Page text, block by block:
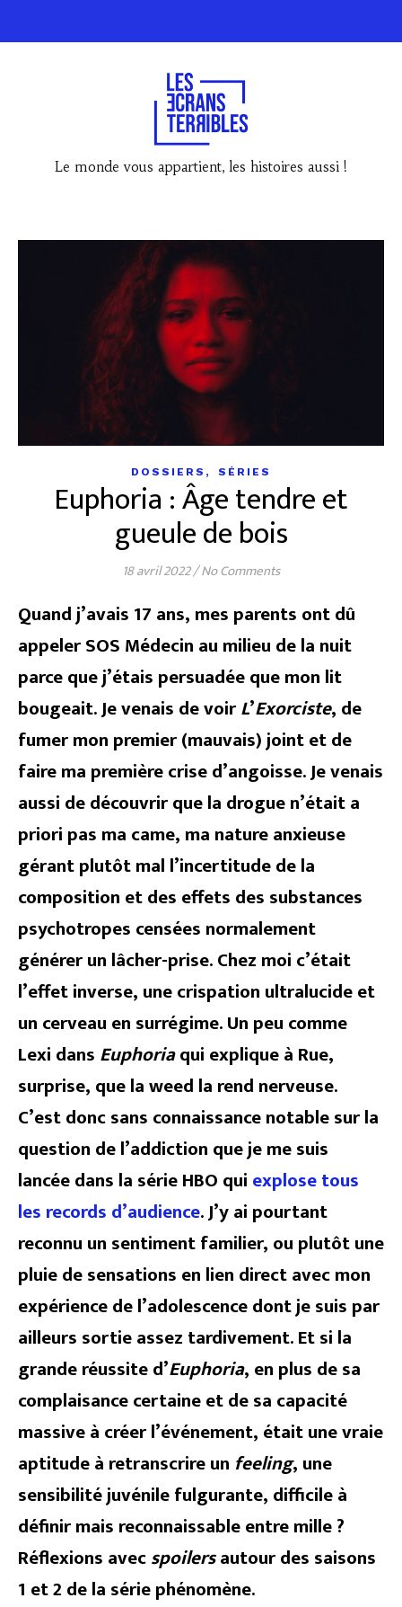
Le monde vous appartient, les histoires aussi !
DOSSIERS , SÉRIES
Euphoria : Âge tendre et
gueule de bois
18 avril 2022/No Comments
Quand j’avais 17 ans, mes parents ont dû
appeler SOS Médecin au milieu de la nuit
parce que j’étais persuadée que mon lit
bougeait. Je venais de voirL’Exorciste, de
fumer mon premier (mauvais) joint et de
faire ma première crise d’angoisse. Je venais
aussi de découvrir que la drogue n’était a
priori pas ma came, ma nature anxieuse
gérant plutôt mal l’incertitude de la
composition et des effets des substances
psychotropes censées normalement
générer un lâcher-prise. Chez moi c’était
l’effet inverse, une crispation ultralucide et
un cerveau en surrégime. Un peu comme
Lexi dans Euphoriaqui explique à Rue,
surprise, que la weed la rend nerveuse.
C’est donc sans connaissance notable sur la
question de l’addiction que je me suis
lancée dans la série HBO qui explose tous
les records d’audience. J’y ai pourtant
reconnu un sentiment familier, ou plutôt une
pluie de sensations en lien direct avec mon
expérience de l’adolescence dont je suis par
ailleurs sortie assez tardivement. Et si la
grande réussite d’Euphoria, en plus de sa
complaisance certaine et de sa capacité
massive à créer l’événement, était une vraie
aptitude à retranscrire un feeling, une
sensibilité juvénile fulgurante, difficile à
définir mais reconnaissable entre mille ?
Réflexions avecspoilersautour des saisons
1 et 2 de la série phénomène.